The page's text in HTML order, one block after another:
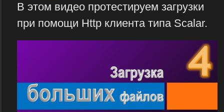
В этом видео протестируем загрузки
при помощи Http клиента типа Scalar.